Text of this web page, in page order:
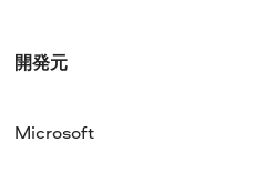
開発元
Microsoft